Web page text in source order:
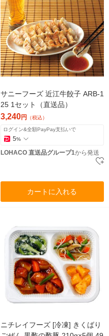
サニーフーズ 近江牛餃子 ARB-1
25 1セット（直送品）
3,240円 （税込）
ログイン&全額PayPay支払いで
5%
LOHACO 直送品グループ1から発送
カートに入れる
ニチレイフーズ [冷凍] きくばり